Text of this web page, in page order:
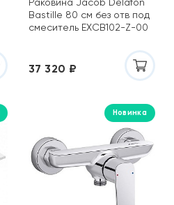
Bastille 80 см без отв под
смеситель EXCB102-Z-00
37 320 ₽
Новинка